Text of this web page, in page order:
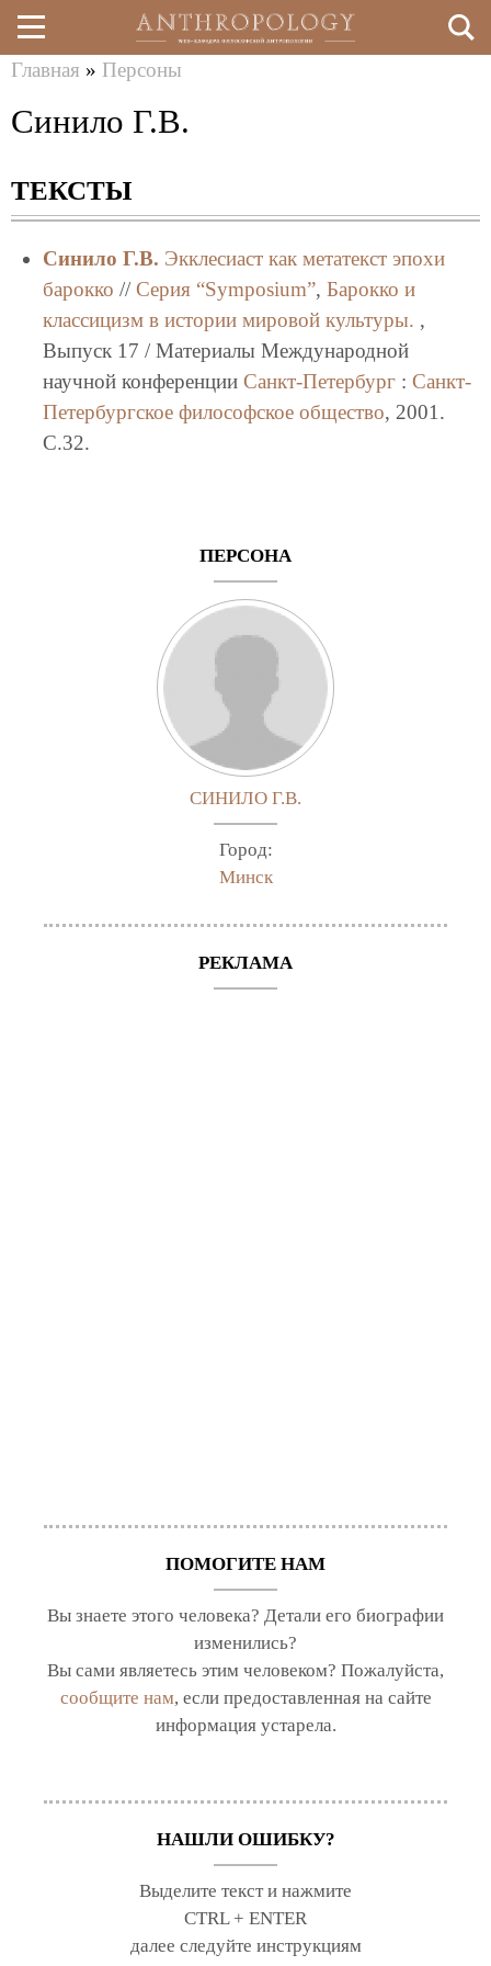
Перейти
к
содержанию
здесь
Главная » Персоны
Синило Г.В.
ТЕКСТЫ
Синило Г.В. Экклесиаст как метатекст эпохи
барокко // Серия “Symposium”, Барокко и
классицизм в истории мировой культуры. ,
Выпуск 17 / Материалы Международной
научной конференции Санкт-Петербург: Санкт-
Петербургское философское общество, 2001.
C.32.
ПЕРСОНА
СИНИЛО Г.В.
Город:
Минск
РЕКЛАМА
ПОМОГИТЕ НАМ
Вы знаете этого человека? Детали его биографии
изменились?
Вы сами являетесь этим человеком? Пожалуйста,
сообщите нам, если предоставленная на сайте
информация устарела.
НАШЛИ ОШИБКУ?
Выделите текст и нажмите
CTRL + ENTER
далее следуйте инструкциям